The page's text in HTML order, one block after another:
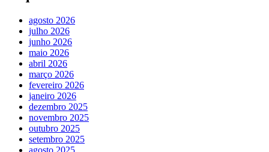
agosto 2026
julho 2026
junho 2026
maio 2026
abril 2026
março 2026
fevereiro 2026
janeiro 2026
dezembro 2025
novembro 2025
outubro 2025
setembro 2025
agosto 2025